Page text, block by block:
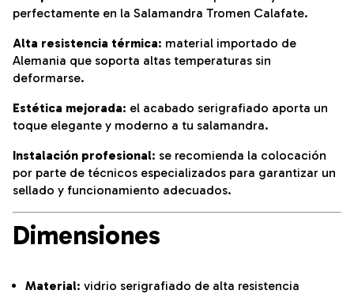
perfectamente en la Salamandra Tromen Calafate.
Alta resistencia térmica: material importado de
Alemania que soporta altas temperaturas sin
deformarse.
Estética mejorada: el acabado serigrafiado aporta un
toque elegante y moderno a tu salamandra.
Instalación profesional: se recomienda la colocación
por parte de técnicos especializados para garantizar un
sellado y funcionamiento adecuados.
Dimensiones
Material: vidrio serigrafiado de alta resistencia